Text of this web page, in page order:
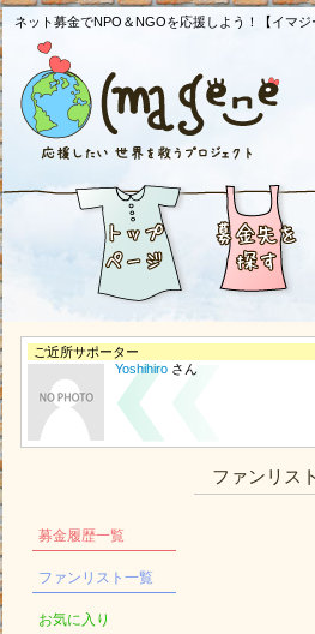
ネット募金でNPO＆NGOを応援しよう！【イマ
ご近所サポーター
Yoshihiro さん
募金履歴一覧
ファンリスト一覧
お気に入り
ファンリス